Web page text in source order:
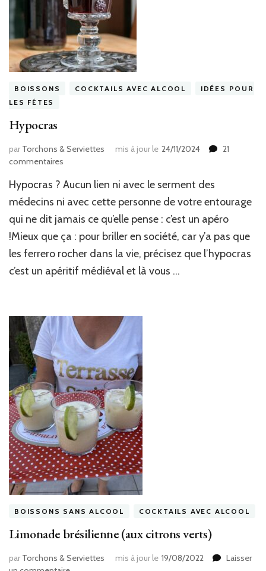
BOISSONS COCKTAILS AVEC ALCOOL
IDÉES POUR
LES FÊTES
Hypocras
par Torchons & Serviettes mis à jour le 24/11/2024
21
commentaires
Hypocras ? Aucun lien ni avec le serment des
médecins ni avec cette personne de votre entourage
qui ne dit jamais ce qu’elle pense : c’est un apéro
!Mieux que ça : pour briller en société, car y’a pas que
les ferrero rocher dans la vie, précisez que l’hypocras
c’est un apéritif médiéval et là vous …
BOISSONS SANS ALCOOL COCKTAILS AVEC ALCOOL
Limonade brésilienne (aux citrons verts)
par Torchons & Serviettes mis à jour le 19/08/2022
Laisser